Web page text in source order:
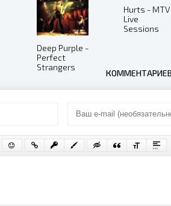
Deep Purple -
Perfect
Strangers
Hurts - MTV
Live
Sessions